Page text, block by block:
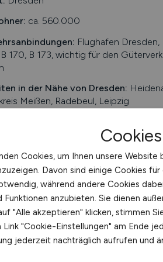
ca. 560.000
Flughafen Dresden,
B 170, B 173, wichtig für den
in der Nähe von Dresden:
Meißen, Radebeul, Leipzig
Technische
für Technik und Wirtschaft
Jobs inDresden /Branchen:
Pharmazie, Kultur- und
Arbeitgeber inDresden, die
Werke Dresden GmbH, SAP
GmbH, Globalfoundries
(Airbus Group), Infineon,
Cookies
Cookies, um Ihnen unsere
Davon sind einige Cookies
während andere Cookies
Funktionen anzubieten. Sie dienen
"Alle akzeptieren" klicken, stimmen
"Cookie-Einstellungen" am Ende
jederzeit nachträglich aufrufen und